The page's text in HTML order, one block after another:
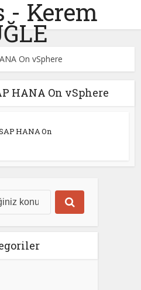
- Kerem
On vSphere
HANA On vSphere
HANA On